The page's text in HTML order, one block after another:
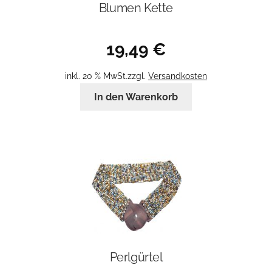
Blumen Kette
19,49 €
inkl. 20 % MwSt.zzgl. Versandkosten
In den Warenkorb
Perlgürtel